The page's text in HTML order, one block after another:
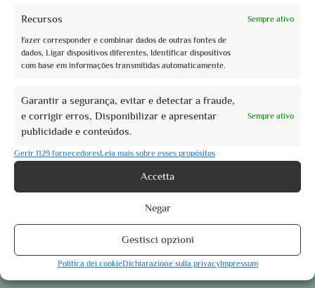
Recursos Sempre ativo
Fazer corresponder e combinar dados de outras fontes de
dados, Ligar dispositivos diferentes, Identificar dispositivos
com base em informações transmitidas automaticamente.
Garantir a segurança, evitar e detectar a fraude,
e corrigir erros, Disponibilizar e apresentar
publicidade e conteúdos.
Sempre ativo
Gerir 1129 fornecedoresLeia mais sobre esses propósitos
Accetta
Negar
Gestisci opzioni
Politica dei cookieDichiarazione sulla privacyImpressum
Lugares do coração
Assisi
Foligno
Orvieto
Spoleto
Passeios para individuais
Descubra mais